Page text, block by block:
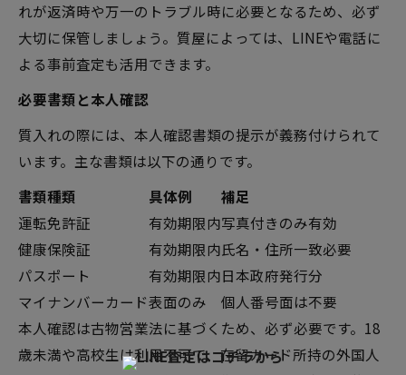
れが返済時や万一のトラブル時に必要となるため、必ず
大切に保管しましょう。質屋によっては、LINEや電話に
よる事前査定も活用できます。
必要書類と本人確認
質入れの際には、本人確認書類の提示が義務付けられて
います。主な書類は以下の通りです。
書類種類
具体例
補足
運転免許証
有効期限内写真付きのみ有効
健康保険証
有効期限内氏名・住所一致必要
パスポート
有効期限内日本政府発行分
マイナンバーカード表面のみ
個人番号面は不要
本人確認は古物営業法に基づくため、必ず必要です。18
歳未満や高校生は利用不可で、在留カード所持の外国人